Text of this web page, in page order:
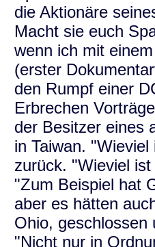
die Aktionäre
Macht sie euch
wenn ich mit
(erster
den Rumpf einer
Erbrechen
der Besitzer eines
in Taiwan.
zurück. "Wieviel ist
"Zum Beispiel hat
aber es hätten
Ohio, geschlossen
"Nicht nur in